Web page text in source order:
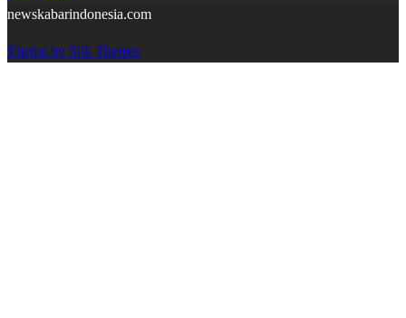
newskabarindonesia.com
Theme by Silk Themes